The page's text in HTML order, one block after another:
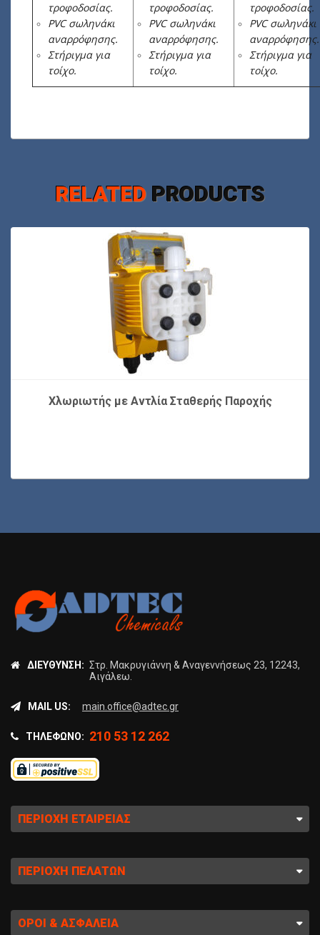
τροφοδοσίας.
PVC σωληνάκι
αναρρόφησης.
Στήριγμα για
τοίχο.
τροφοδοσίας.
PVC σωληνάκι
αναρρόφησης.
Στήριγμα για
τοίχο.
τροφοδοσίας.
PVC σωληνάκι
αναρρόφησης.
Στήριγμα για
τοίχο.
RELATED PRODUCTS
Χλωριωτής με Αντλία Σταθερής Παροχής
ΔΙΕΎΘΥΝΣΗ: Στρ. Μακρυγιάννη & Αναγεννήσεως 23, 12243,
Αιγάλεω.
MAIL US: main.office@adtec.gr
ΤΗΛΈΦΩΝΟ: 210 53 12 262
ΠΕΡΙΟΧΉ ΕΤΑΙΡΕΊΑΣ
ΠΕΡΙΟΧΉ ΠΕΛΑΤΏΝ
ΌΡΟΙ & ΑΣΦΆΛΕΙΑ